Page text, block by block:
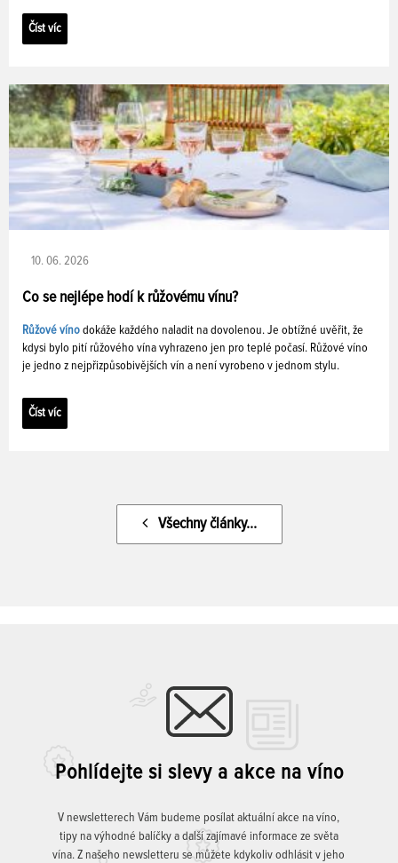
Číst víc
10. 06. 2026
Co se nejlépe hodí k růžovému vínu?
Růžové víno dokáže každého naladit na dovolenou. Je obtížné uvěřit, že
kdysi bylo pití růžového vína vyhrazeno jen pro teplé počasí. Růžové víno
je jedno z nejpřizpůsobivějších vín a není vyrobeno v jednom stylu.
Číst víc
Všechny články...
Pohlídejte si slevy a akce na víno
V newsletterech Vám budeme posílat aktuální akce na víno,
tipy na výhodné balíčky a další zajímavé informace ze světa
vína. Z našeho newsletteru se můžete kdykoliv odhlásit v jeho